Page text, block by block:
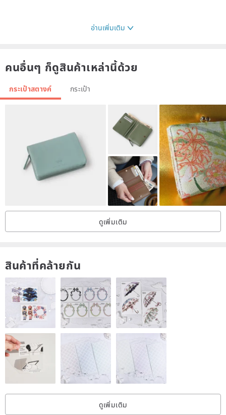
อ่านเพิ่มเติม
คนอื่นๆ ก็ดูสินค้าเหล่านี้ด้วย
กระเป๋าสตางค์ กระเป๋า
ดูเพิ่มเติม
สินค้าที่คล้ายกัน
ดูเพิ่มเติม